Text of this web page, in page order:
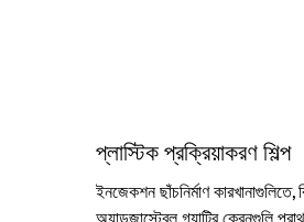
প্লাস্টিক প্রক্রিয়াকরণ শিল্প
ইনজেকশন ছাঁচনির্মাণ